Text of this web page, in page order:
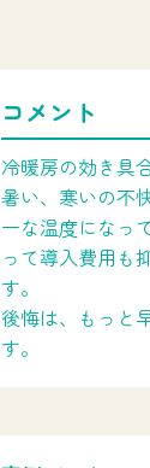
コメント
冷暖房の効き具
暑い、寒いの不
一な温度になっ
って導入費用も
す。
後悔は、もっと
す。